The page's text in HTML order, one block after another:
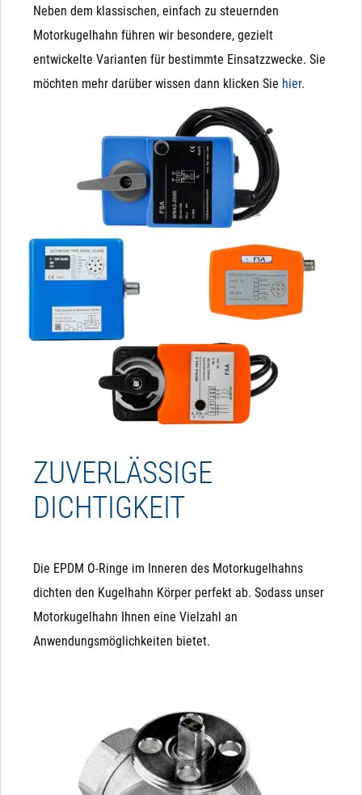
Neben dem klassischen, einfach zu steuernden
Motorkugelhahn führen wir besondere, gezielt
entwickelte Varianten für bestimmte Einsatzzwecke. Sie
möchten mehr darüber wissen dann klicken Sie hier.
ZUVERLÄSSIGE
DICHTIGKEIT
Die EPDM O-Ringe im Inneren des Motorkugelhahns
dichten den Kugelhahn Körper perfekt ab. Sodass unser
Motorkugelhahn Ihnen eine Vielzahl an
Anwendungsmöglichkeiten bietet.